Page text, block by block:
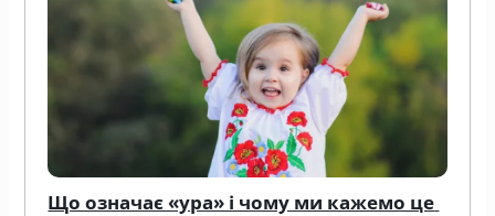
Що означає «ура» і чому ми кажемо це